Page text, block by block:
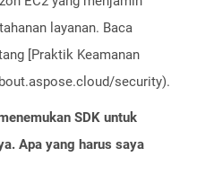
layanan. Baca
[Praktik Keamanan
security).
SDK untuk
Apa yang harus saya